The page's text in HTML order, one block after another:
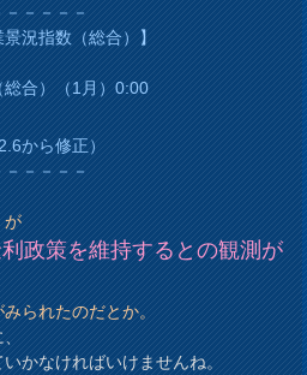
－－－－－
況指数（総合）】
合）（1月）0:00
から修正）
－－－－－
が
政策を維持するとの観測が
られたのだとか。
、
かなければいけませんね。